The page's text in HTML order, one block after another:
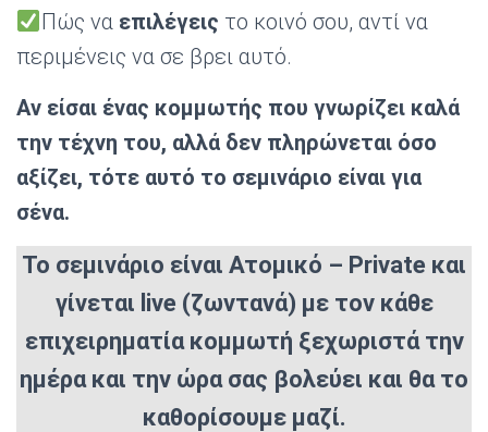
Πώς να επιλέγεις το κοινό σου, αντί να
περιμένεις να σε βρει αυτό.
Αν είσαι ένας κομμωτής που γνωρίζει καλά
την τέχνη του, αλλά δεν πληρώνεται όσο
αξίζει, τότε αυτό το σεμινάριο είναι για
σένα.
Το σεμινάριο είναι Ατομικό – Private και
γίνεται live (ζωντανά) με τον κάθε
επιχειρηματία κομμωτή ξεχωριστά την
ημέρα και την ώρα σας βολεύει και θα το
καθορίσουμε μαζί.